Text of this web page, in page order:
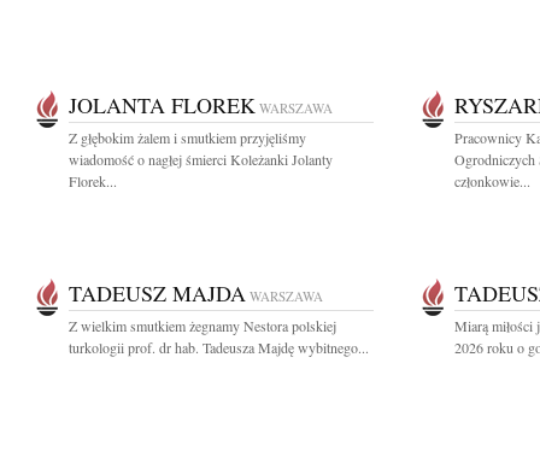
JOLANTA FLOREK WARSZAWA
Z głębokim żalem i smutkiem przyjęliśmy
wiadomość o nagłej śmierci Koleżanki Jolanty
Florek...
Pracownicy
Ogrodniczych
członkowie...
TADEUSZ MAJDA WARSZAWA
Z wielkim smutkiem żegnamy Nestora polskiej
turkologii prof. dr hab. Tadeusza Majdę wybitnego...
Miarą miłości
2026 roku o